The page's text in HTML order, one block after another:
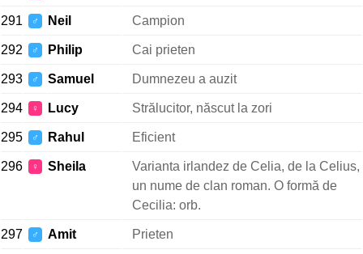
291 ♂ Neil Campion
292 ♂ Philip Cai prieten
293 ♂ Samuel Dumnezeu a auzit
294 ♀ Lucy Strălucitor, născut la zori
295 ♂ Rahul Eficient
296 ♀ Sheila
Varianta irlandez de Celia, de la Celius,
un nume de clan roman. O formă de
Cecilia: orb.
297 ♂ Amit Prieten